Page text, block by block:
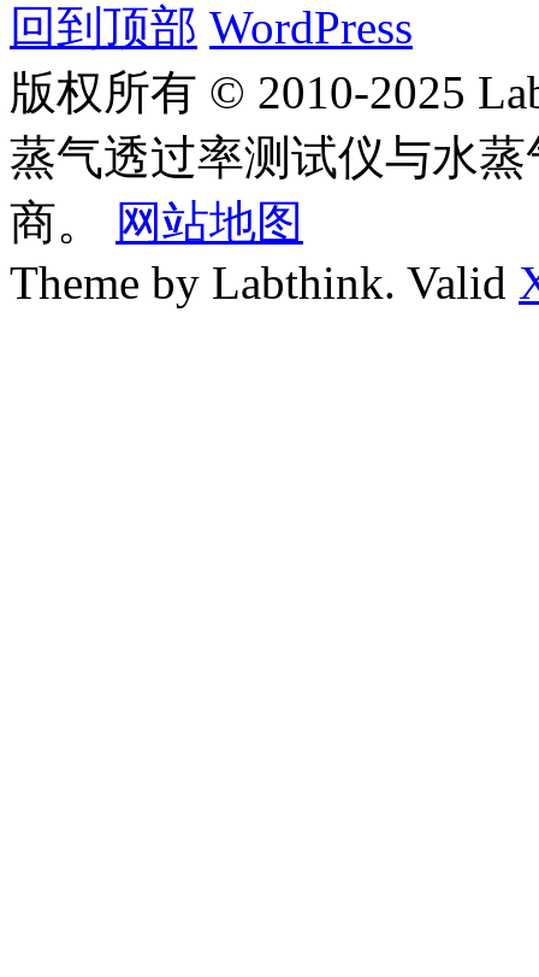
回到顶部 WordPress
版权所有 © 2010-2025
蒸气透过率测试仪与水
商。
网站地图
Theme by Labthink. Valid